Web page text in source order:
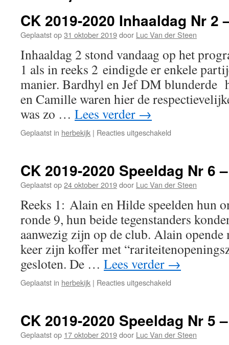
CK 2019-2020 Inhaaldag Nr 2
Geplaatst op31 oktober 2019door Luc Van der Steen
Inhaaldag 2 stond vandaag op het
1 als in reeks 2 eindigde er enkele
manier. Bardhyl en Jef DM blunderde
en Camille waren hier de
was zo … Lees verder →
Geplaatst in herbekijk | Reacties uitgeschakeld
Inhaaldag
Nr
–
30/10/2019
CK 2019-2020 Speeldag Nr 6
Geplaatst op24 oktober 2019door Luc Van der Steen
Reeks 1: Alain en Hilde speelden hun
ronde 9, hun beide tegenstanders
aanwezig zijn op de club. Alain opende
keer zijn koffer met
gesloten. De … Lees verder →
Geplaatst in herbekijk | Reacties uitgeschakeld
Speeldag
Nr
CK 2019-2020 Speeldag Nr 5
Geplaatst op 17 oktober 2019door Luc Van der Steen